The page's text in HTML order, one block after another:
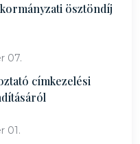
ösztöndíj
07.
címkezelési
01.